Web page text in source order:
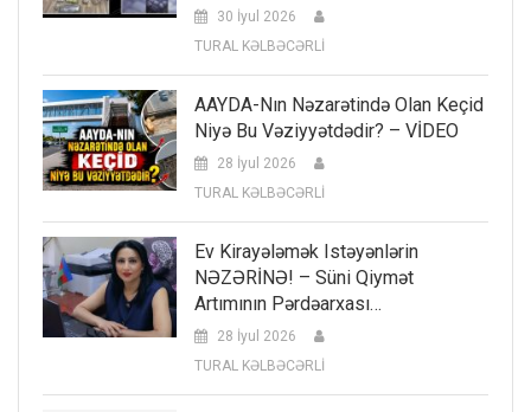
30 İyul 2026
TURAL KƏLBƏCƏRLİ
AAYDA-Nın Nəzarətində Olan Keçid
Niyə Bu Vəziyyətdədir? – VİDEO
28 İyul 2026
TURAL KƏLBƏCƏRLİ
Ev Kirayələmək Istəyənlərin
NƏZƏRİNƏ! – Süni Qiymət
Artımının Pərdəarxası…
28 İyul 2026
TURAL KƏLBƏCƏRLİ